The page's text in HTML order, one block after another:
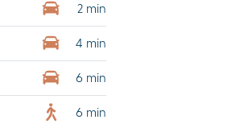
2 min
4 min
6 min
6 min